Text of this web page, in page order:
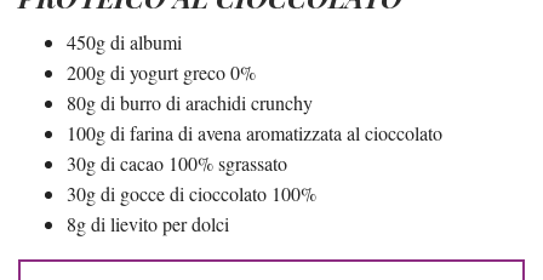
450g di albumi
200g di yogurt greco 0%
80g di burro di arachidi crunchy
100g di farina di avena aromatizzata al cioccolato
30g di cacao 100% sgrassato
30g di gocce di cioccolato 100%
8g di lievito per dolci